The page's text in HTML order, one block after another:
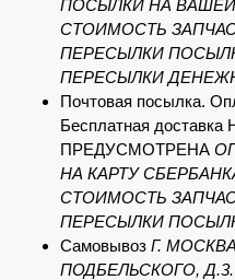
ПОСЫЛКИ НА
СТОИМОСТЬ
ПЕРЕСЫЛКИ
ПЕРЕСЫЛКИ
Почтовая посылка.
Бесплатная доставка
ПРЕДУСМОТРЕНА
НА КАРТУ
СТОИМОСТЬ
ПЕРЕСЫЛКИ
Самовывоз Г.
ПОДБЕЛЬСКОГО,